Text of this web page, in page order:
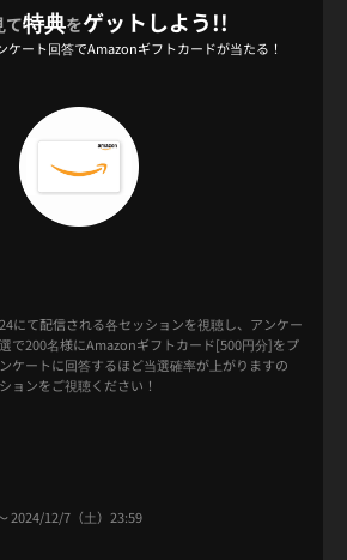
｜スピーカー
10000｜モバイルバッテリー
から35名様
GLOBAL STUDIOに会場参加
のみ）に参加し、終了後会場の画面に表示さ
ートに回答
面に表示されるキーワードをカード（来場時に配
ードと抽選券を交換（アンケートに回答した数だ
させていただきます。抽選会に参加されない場
て特典をゲットしよう!!
ケート回答でAmazonギフトカードが当たる！
にて配信される各セッションを視聴し、アンケー
で200名様にAmazonギフトカード[500円分]をプ
ケートに回答するほど当選確率が上がりますの
ョンをご視聴ください！
2024/12/7（土）23:59